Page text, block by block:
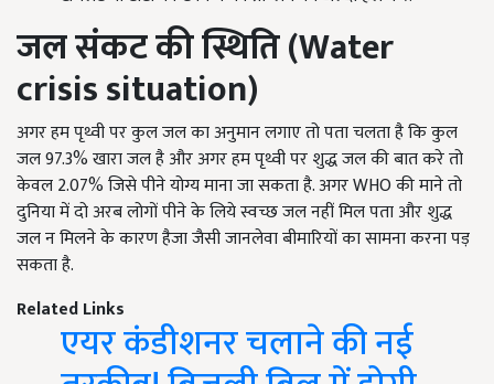
जल संकट की स्थिति (Water
crisis situation)
अगर हम पृथ्वी पर कुल जल का अनुमान लगाए तो पता चलता है कि कुल
जल 97.3% खारा जल है और अगर हम पृथ्वी पर शुद्ध जल की बात करे तो
केवल 2.07% जिसे पीने योग्य माना जा सकता है. अगर WHO की माने तो
दुनिया में दो अरब लोगों पीने के लिये स्वच्छ जल नहीं मिल पता और शुद्ध
जल न मिलने के कारण हैजा जैसी जानलेवा बीमारियों का सामना करना पड़
सकता है.
Related Links
एयर कंडीशनर चलाने की नई